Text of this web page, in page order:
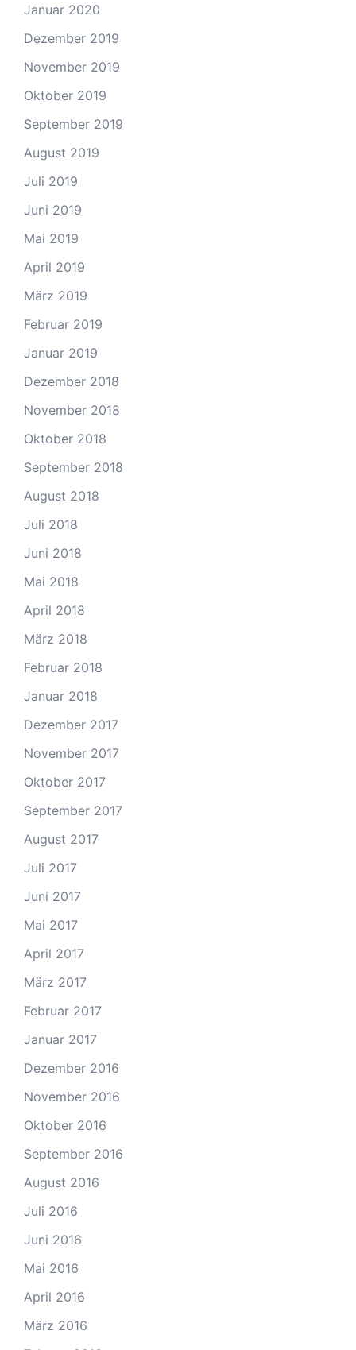
Januar 2020
Dezember 2019
November 2019
Oktober 2019
September 2019
August 2019
Juli 2019
Juni 2019
Mai 2019
April 2019
März 2019
Februar 2019
Januar 2019
Dezember 2018
November 2018
Oktober 2018
September 2018
August 2018
Juli 2018
Juni 2018
Mai 2018
April 2018
März 2018
Februar 2018
Januar 2018
Dezember 2017
November 2017
Oktober 2017
September 2017
August 2017
Juli 2017
Juni 2017
Mai 2017
April 2017
März 2017
Februar 2017
Januar 2017
Dezember 2016
November 2016
Oktober 2016
September 2016
August 2016
Juli 2016
Juni 2016
Mai 2016
April 2016
März 2016